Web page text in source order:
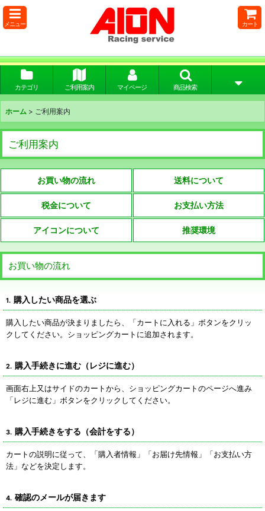
メニュー カート
カテゴリ ご利用案内 マイページ 商品検索
ホーム > ご利用案内
ご利用案内
お買い物の流れ 送料について
税金について お支払い方法
アイコンについて 推奨環境
お買い物の流れ
1. 購入したい商品を選ぶ
購入したい商品が決まりましたら、「カートに入れる」ボタンをクリッ
クしてください。ショッピングカートに追加されます。
2. 購入手続きに進む（レジに進む）
画面右上又はサイドのカートから、ショッピングカートのページへ進み
「レジに進む」ボタンをクリックしてください。
3. 購入手続きをする（会計をする）
カートの説明に従って、「購入者情報」「お届け先情報」「お支払い方
法」などを決定します。
4. 確認のメールが届きます